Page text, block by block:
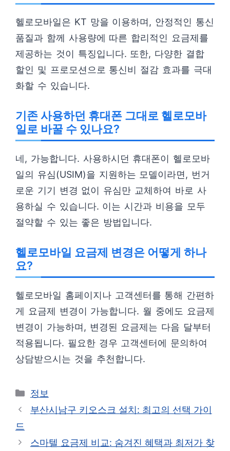
헬로모바일은 KT 망을 이용하며, 안정적인 통신
품질과 함께 사용량에 따른 합리적인 요금제를
제공하는 것이 특징입니다. 또한, 다양한 결합
할인 및 프로모션으로 통신비 절감 효과를 극대
화할 수 있습니다.
기존 사용하던 휴대폰 그대로 헬로모바
일로 바꿀 수 있나요?
네, 가능합니다. 사용하시던 휴대폰이 헬로모바
일의 유심(USIM)을 지원하는 모델이라면, 번거
로운 기기 변경 없이 유심만 교체하여 바로 사
용하실 수 있습니다. 이는 시간과 비용을 모두
절약할 수 있는 좋은 방법입니다.
헬로모바일 요금제 변경은 어떻게 하나
요?
헬로모바일 홈페이지나 고객센터를 통해 간편하
게 요금제 변경이 가능합니다. 월 중에도 요금제
변경이 가능하며, 변경된 요금제는 다음 달부터
적용됩니다. 필요한 경우 고객센터에 문의하여
상담받으시는 것을 추천합니다.
카
테
정보
부산시남구 키오스크 설치: 최고의 선택 가이
드
스마텔 요금제 비교: 숨겨진 혜택과 최저가 찾